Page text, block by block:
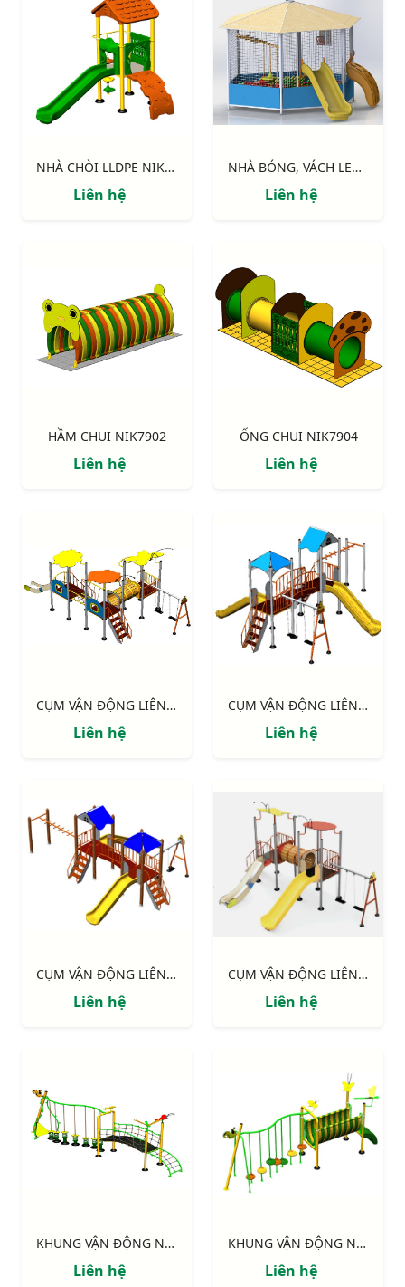
NHÀ CHÒI LLDPE NIK113041N
Liên hệ
NHÀ BÓNG, VÁCH LEO, CẦU TRƯỢT NIK7905
Liên hệ
HẦM CHUI NIK7902
Liên hệ
ỐNG CHUI NIK7904
Liên hệ
CỤM VẬN ĐỘNG LIÊN HOÀN 3 MÁI CHE NIK705311
Liên hệ
CỤM VẬN ĐỘNG LIÊN HOÀN 2 MÁI CHE NIK703221
Liên hệ
CỤM VẬN ĐỘNG LIÊN HOÀN 2 MÁI CHE, TRỤ GỖ NIK703221W
Liên hệ
CỤM VẬN ĐỘNG LIÊN HOÀN 2 MÁI CHE NIK703211
Liên hệ
KHUNG VẬN ĐỘNG NIK731146-DV: CHUYỀN DÂY - CẦU VÁN
Liên hệ
KHUNG VẬN ĐỘNG NIK731003-DN: CHUYỀN DÂY - CẦU NHỰA
Liên hệ